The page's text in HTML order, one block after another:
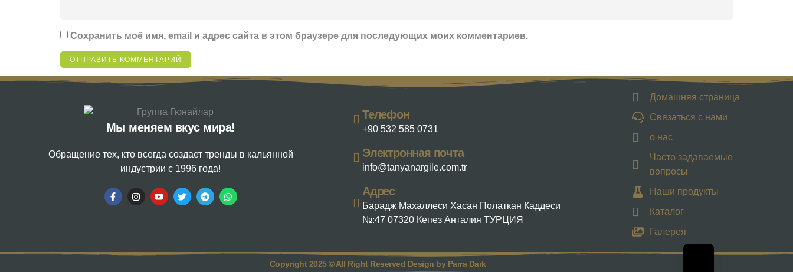
Сохранить моё имя, email и адрес сайта в этом браузере для последующих моих комментариев.
Мы меняем вкус мира!
Обращение тех, кто всегда создает тренды в кальянной
индустрии с 1996 года!
Телефон
+90 532 585 0731
Электронная почта
info@tanyanargile.com.tr
Адрес
Барадж Махаллеси Хасан Полаткан Каддеси
№:47 07320 Кепез Анталия ТУРЦИЯ
Домашняя страница
Связаться с нами
о нас
Часто задаваемые
вопросы
Наши продукты
Каталог
Галерея
Copyright 2025 © All Right Reserved Design by Parra Dark